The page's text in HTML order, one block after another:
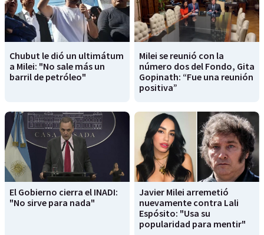
Chubut le dió un ultimátum
a Milei: "No sale más un
barril de petróleo"
Milei se reunió con la
número dos del Fondo, Gita
Gopinath: “Fue una reunión
positiva”
El Gobierno cierra el INADI:
"No sirve para nada"
Javier Milei arremetió
nuevamente contra Lali
Espósito: "Usa su
popularidad para mentir"